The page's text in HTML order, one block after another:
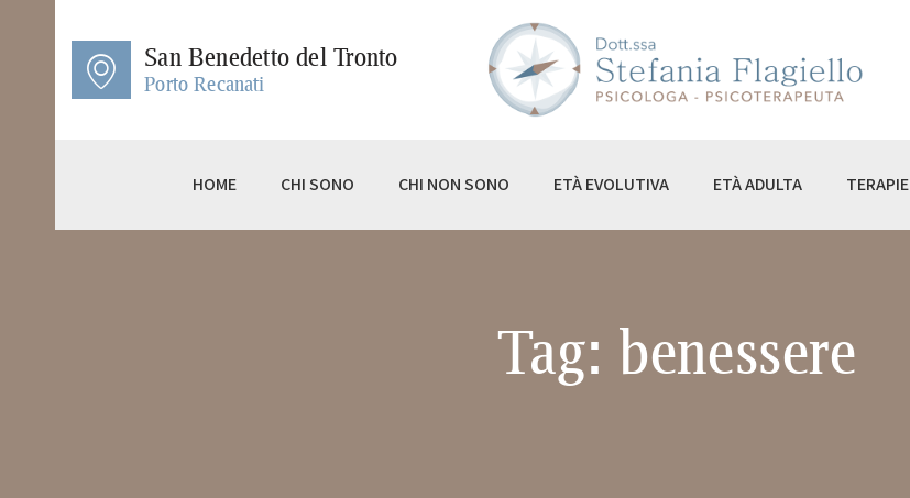
San Benedetto del Tronto
Porto Recanati
HOME CHI SONO CHI NON SONO ETÀ EVOLUTIVA ETÀ ADULTA TERAPIE
Tag: benessere
HOME
CHI SONO
CHI NON SONO
ETÀ EVOLUTIVA
BLOG